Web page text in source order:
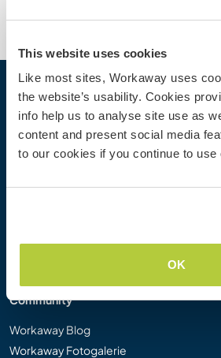
This website uses cookies
Like most sites, Workaway uses
the website’s usability. Cookies
info help us to analyse site use as
content and present social media
to our cookies if you continue to use
OK
Workaway
Gastgeber finden
Informationen für Gastgeber
Als Workawayer registrieren
Community
Workaway Blog
Workaway Fotogalerie